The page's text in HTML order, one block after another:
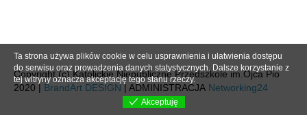
Copyright (c) Katolickie Niepubliczne Przedszkole im.Ojca Pio
2020 | BrandArt DESIGN | ADMINISTRACJA Networking24
Ta strona używa plików cookie w celu usprawnienia i ułatwienia dostępu
do serwisu oraz prowadzenia danych statystycznych. Dalsze korzystanie z
tej witryny oznacza akceptację tego stanu rzeczy.
Akceptuję